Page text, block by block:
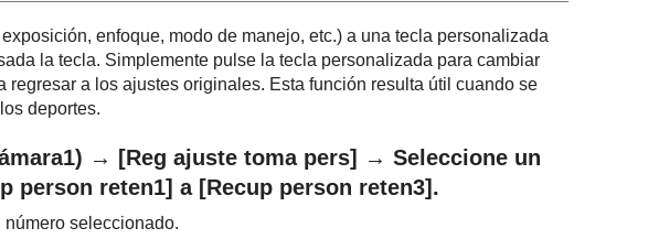
enfoque, modo de manejo, etc.) a una tecla personalizada
la tecla. Simplemente pulse la tecla personalizada para cambiar
regresar a los ajustes originales. Esta función resulta útil cuando se
deportes.
) → [Reg ajuste toma pers]
→ Seleccione un
person reten1] a [Recup person reten3] .
seleccionado.